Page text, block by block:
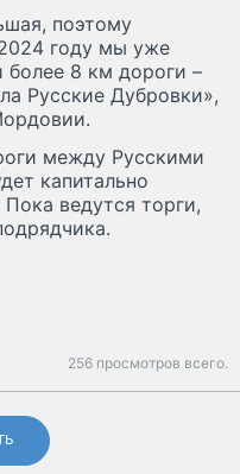
поэтому
году мы уже
более 8 км дороги –
Русские Дубровки»,
между Русскими
капитально
ведутся торги,
256 просмотров всего.